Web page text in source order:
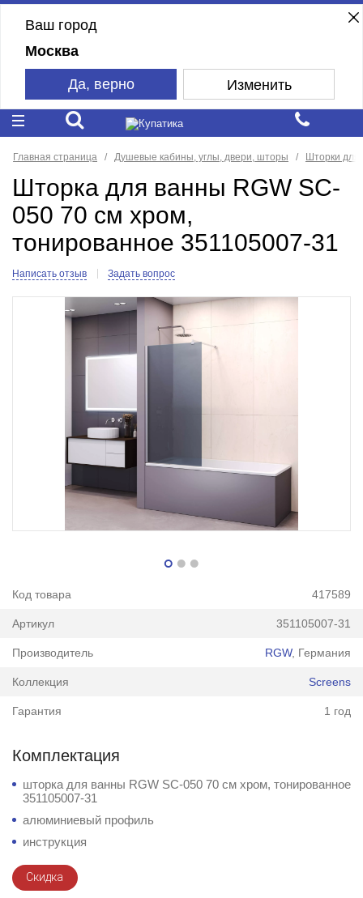
Ваш город
Москва
Да, верно Изменить
Главная страница Душевые кабины, углы, двери, шторы Шторки для
Шторка для ванны RGW SC-
050 70 см хром,
тонированное 351105007-31
Написать отзыв Задать вопрос
Код товара 417589
Артикул 351105007-31
Производитель RGW, Германия
Коллекция Screens
Гарантия 1 год
Комплектация
шторка для ванны RGW SC-050 70 см хром, тонированное
351105007-31
алюминиевый профиль
инструкция
Скидка